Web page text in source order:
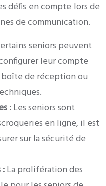
défis en compte lors de
de communication.
seniors peuvent
leur compte
boîte de réception ou
:Les seniors sont
en ligne, il est
sur la sécurité de
:La prolifération des